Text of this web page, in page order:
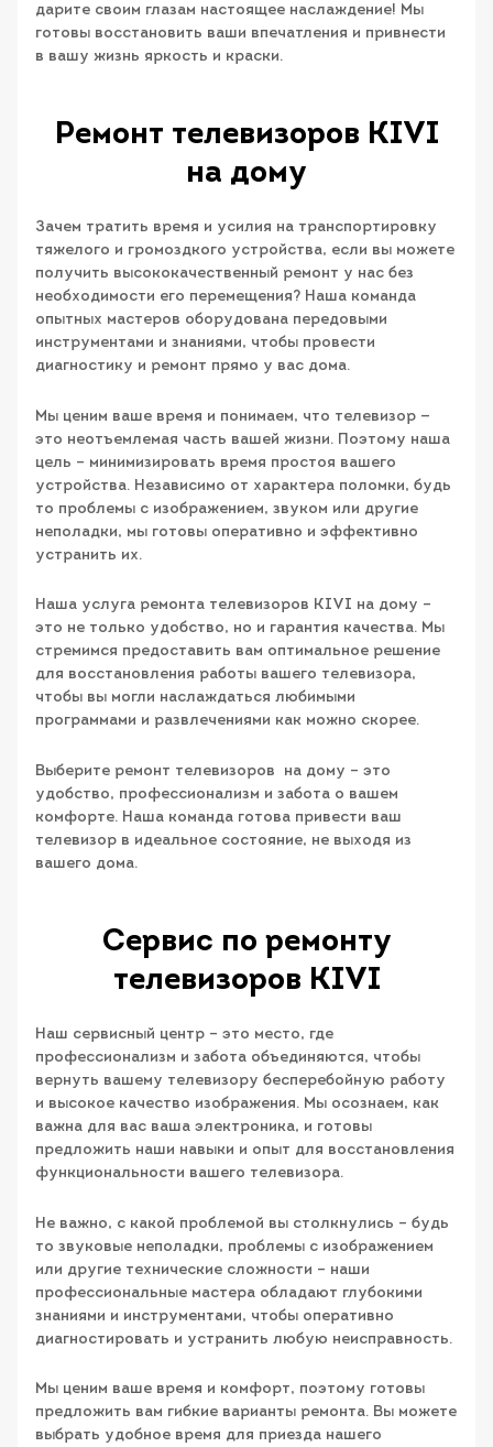
дарите своим глазам настоящее наслаждение! Мы
готовы восстановить ваши впечатления и привнести
в вашу жизнь яркость и краски.
Ремонт телевизоров KIVI
на дому
Зачем тратить время и усилия на транспортировку
тяжелого и громоздкого устройства, если вы можете
получить высококачественный ремонт у нас без
необходимости его перемещения? Наша команда
опытных мастеров оборудована передовыми
инструментами и знаниями, чтобы провести
диагностику и ремонт прямо у вас дома.
Мы ценим ваше время и понимаем, что телевизор —
это неотъемлемая часть вашей жизни. Поэтому наша
цель – минимизировать время простоя вашего
устройства. Независимо от характера поломки, будь
то проблемы с изображением, звуком или другие
неполадки, мы готовы оперативно и эффективно
устранить их.
Наша услуга ремонта телевизоров KIVI на дому –
это не только удобство, но и гарантия качества. Мы
стремимся предоставить вам оптимальное решение
для восстановления работы вашего телевизора,
чтобы вы могли наслаждаться любимыми
программами и развлечениями как можно скорее.
Выберите ремонт телевизоров на дому – это
удобство, профессионализм и забота о вашем
комфорте. Наша команда готова привести ваш
телевизор в идеальное состояние, не выходя из
вашего дома.
Сервис по ремонту
телевизоров KIVI
Наш сервисный центр – это место, где
профессионализм и забота объединяются, чтобы
вернуть вашему телевизору бесперебойную работу
и высокое качество изображения. Мы осознаем, как
важна для вас ваша электроника, и готовы
предложить наши навыки и опыт для восстановления
функциональности вашего телевизора.
Не важно, с какой проблемой вы столкнулись – будь
то звуковые неполадки, проблемы с изображением
или другие технические сложности – наши
профессиональные мастера обладают глубокими
знаниями и инструментами, чтобы оперативно
диагностировать и устранить любую неисправность.
Мы ценим ваше время и комфорт, поэтому готовы
предложить вам гибкие варианты ремонта. Вы можете
выбрать удобное время для приезда нашего